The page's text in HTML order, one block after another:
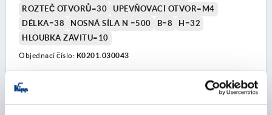
ROZTEČ OTVORŮ=30
UPEVŇOVACÍ OTVOR=M4
DÉLKA=38
NOSNÁ SÍLA N =500 B=8
H=32
HLOUBKA ZÁVITU=10
Objednací číslo: K0201.030043
CZK135.85
plus náklady na dopravu
DETAILY